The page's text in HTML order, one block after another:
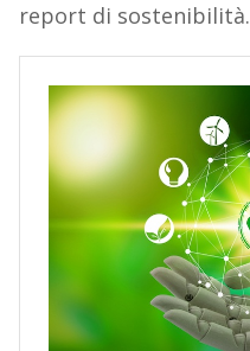
report di sostenibilità.